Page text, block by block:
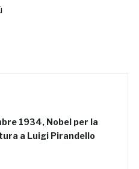
1934, Nobel per la
a Luigi Pirandello